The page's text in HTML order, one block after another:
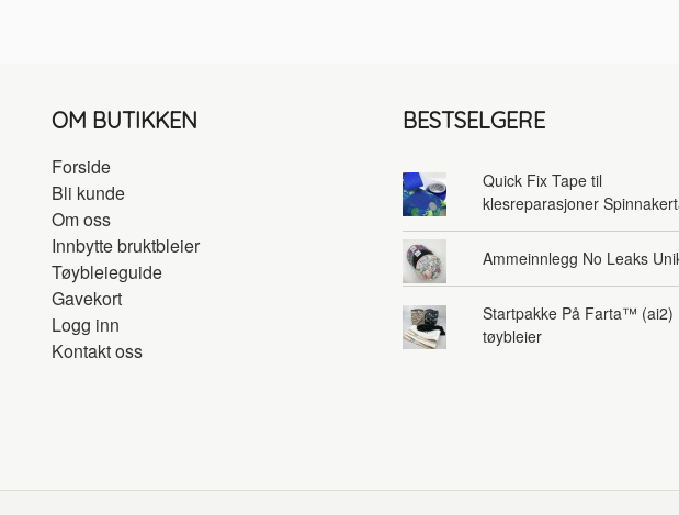
OM BUTIKKEN
Forside
Bli kunde
Om oss
Innbytte bruktbleier
Tøybleieguide
Gavekort
Logg inn
Kontakt oss
BESTSELGERE
Quick Fix Tape til
klesreparasjoner
Ammeinnlegg No Leaks
Startpakke På Farta™ (ai2)
tøybleier